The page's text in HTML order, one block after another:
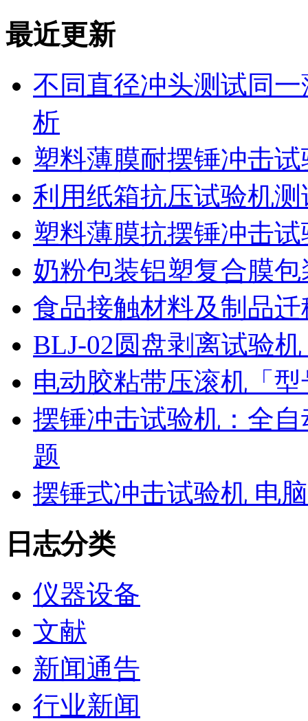
最近更新
不同直径冲头测试同
析
塑料薄膜耐摆锤冲击
利用纸箱抗压试验机
塑料薄膜抗摆锤冲击
奶粉包装铝塑复合膜
食品接触材料及制品
BLJ-02圆盘剥离试验
电动胶粘带压滚机「
摆锤冲击试验机：全
题
摆锤式冲击试验机 电
日志分类
仪器设备
文献
新闻通告
行业新闻